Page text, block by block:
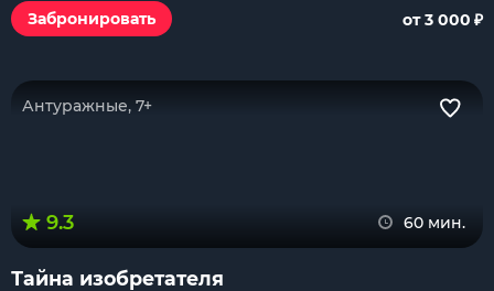
Забронировать
от 3 000 ₽
Антуражные, 7+
9.3 60 мин.
Тайна изобретателя